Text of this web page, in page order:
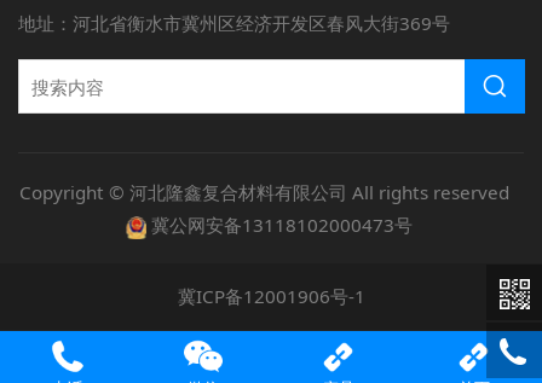
地址：河北省衡水市冀州区经济开发区春风大街369号
Copyright © 河北隆鑫复合材料有限公司 All rights reserved
冀公网安备13118102000473号
冀ICP备12001906号-1